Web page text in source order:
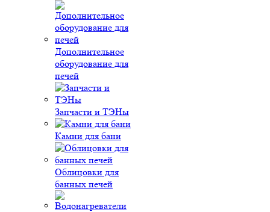
Дополнительное
оборудование для
печей
Запчасти и ТЭНы
Камни для бани
Облицовки для
банных печей